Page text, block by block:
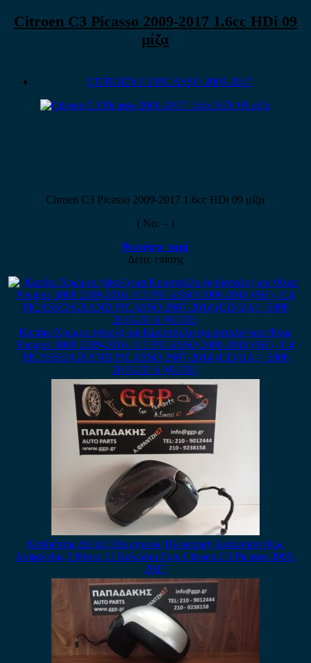
Citroen C3 Picasso 2009-2017 1.6cc HDi 09
μίζα
CITROEN C3 PICASSO 2009-2017
Citroen C3 Picasso 2009-2017 1.6cc HDi 09 μίζα
( No: – )
Ρωτήστε τιμή
Δείτε επίσης
Καπάκι Χρώμιο (νίκελ) και Κρύσταλλο (κρύσταλο) και Φλας
Peugeot 3008 2009-2016 / C3 PICASSO 2009-2016 (SH) / C4
PICASSO/GRAND PICASSO 2007-2014 (UD/UA) / 5008
2010-2016 (0U/0E)
Καθρέπτης Δεξιός Ηλεκτρικός Ηλεκτρική Ανάκληση Φως
Ασφαλείας 2 Φίσες 11 Καλώδια Γκρι Citroen C3 Picasso 2009-
2017